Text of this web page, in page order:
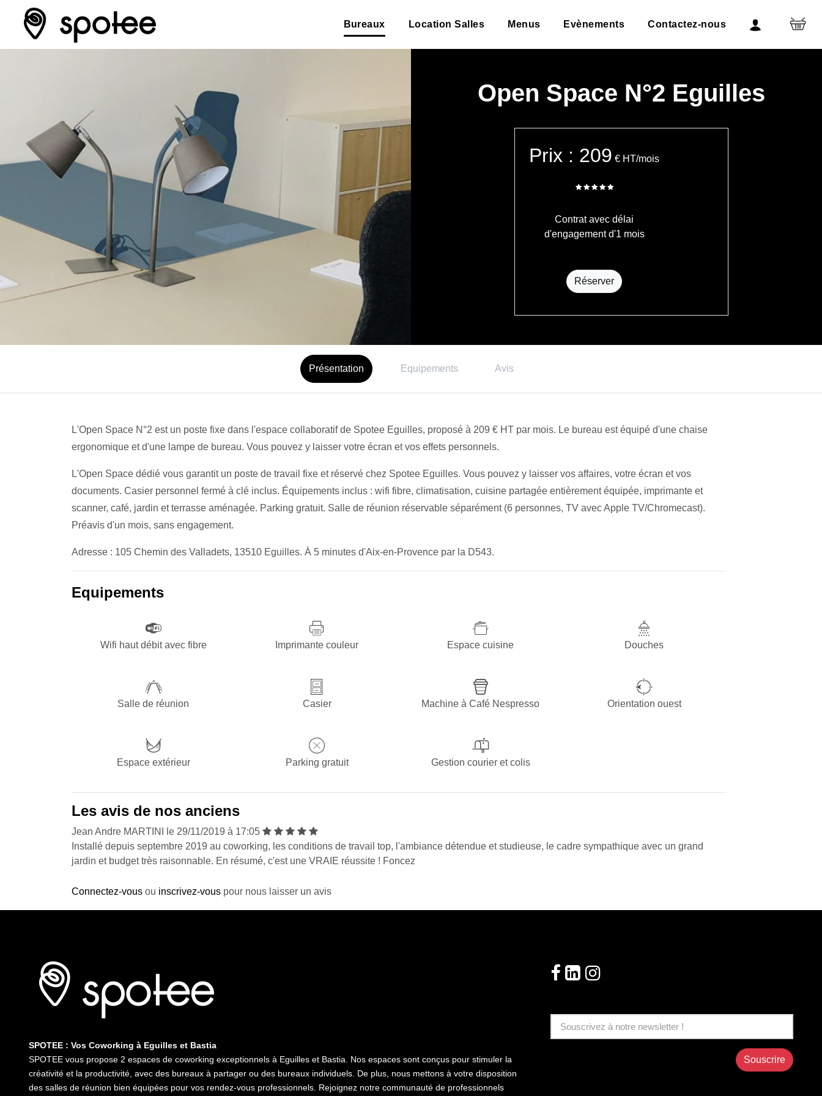
Bureaux Location Salles Menus Evènements Contactez-nous
Open Space N°2 Eguilles
Prix : 209 € HT/mois
Contrat avec délai
d'engagement d'1 mois
Réserver
Présentation Equipements Avis
L'Open Space N°2 est un poste fixe dans l'espace collaboratif de Spotee Eguilles, proposé à 209 € HT par mois. Le bureau est équipé d'une chaise
ergonomique et d'une lampe de bureau. Vous pouvez y laisser votre écran et vos effets personnels.
L'Open Space dédié vous garantit un poste de travail fixe et réservé chez Spotee Eguilles. Vous pouvez y laisser vos affaires, votre écran et vos
documents. Casier personnel fermé à clé inclus. Équipements inclus : wifi fibre, climatisation, cuisine partagée entièrement équipée, imprimante et
scanner, café, jardin et terrasse aménagée. Parking gratuit. Salle de réunion réservable séparément (6 personnes, TV avec Apple TV/Chromecast).
Préavis d'un mois, sans engagement.
Adresse : 105 Chemin des Valladets, 13510 Eguilles. À 5 minutes d'Aix-en-Provence par la D543.
Equipements
Wifi haut débit avec fibre Imprimante couleur Espace cuisine Douches
Salle de réunion Casier Machine à Café Nespresso Orientation ouest
Espace extérieur Parking gratuit Gestion courier et colis
Les avis de nos anciens
Jean Andre MARTINI le 29/11/2019 à 17:05
Installé depuis septembre 2019 au coworking, les conditions de travail top, l'ambiance détendue et studieuse, le cadre sympathique avec un grand
jardin et budget très raisonnable. En résumé, c'est une VRAIE réussite ! Foncez
Connectez-vous ou inscrivez-vous pour nous laisser un avis
SPOTEE : Vos Coworking à Eguilles et Bastia
SPOTEE vous propose 2 espaces de coworking exceptionnels à Eguilles et Bastia. Nos espaces sont conçus pour stimuler la
créativité et la productivité, avec des bureaux à partager ou des bureaux individuels. De plus, nous mettons à votre disposition
des salles de réunion bien équipées pour vos rendez-vous professionnels. Rejoignez notre communauté de professionnels
Souscrire